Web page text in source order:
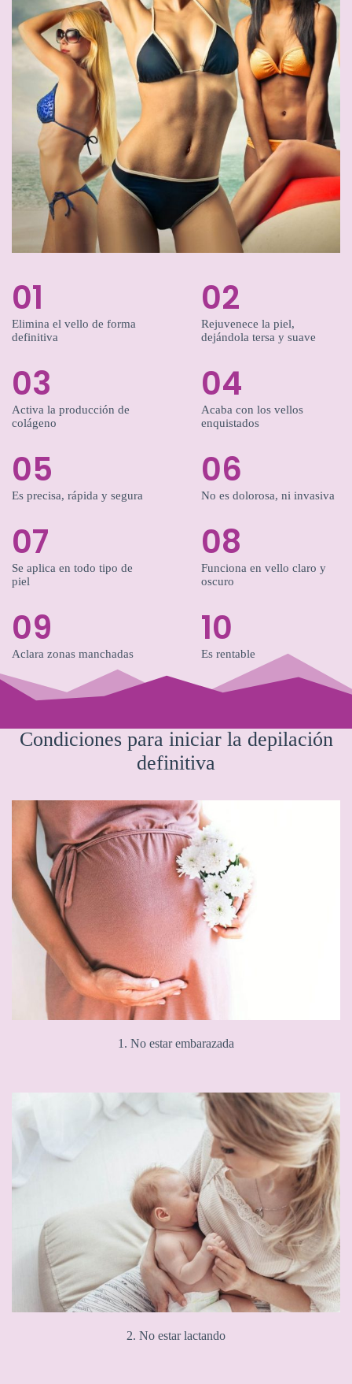
01
Elimina el vello de forma
definitiva
02
Rejuvenece la piel,
dejándola tersa y suave
03
Activa la producción de
colágeno
04
Acaba con los vellos
enquistados
05
Es precisa, rápida y segura
06
No es dolorosa, ni invasiva
07
Se aplica en todo tipo de
piel
08
Funciona en vello claro y
oscuro
09
Aclara zonas manchadas
10
Es rentable
Condiciones para iniciar la depilación
definitiva
1. No estar embarazada
2. No estar lactando